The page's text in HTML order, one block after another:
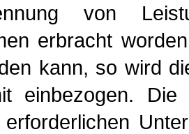
von
erbracht
kann, so wird
einbezogen.